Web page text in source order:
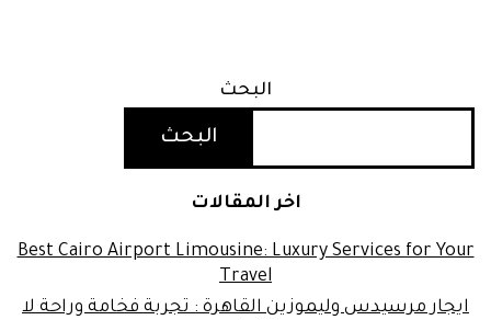
البحث
البحث
اخر المقالات
Best Cairo Airport Limousine: Luxury Services for Your
Travel
ايجار مرسيدس وليموزين القاهرة : تجربة فخامة وراحة لا